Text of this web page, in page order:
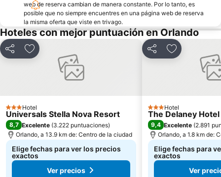
Kia Center
Epcot International Flower & Garden Festival
Lake Como Park
Arnold Palmer Invitational
Magic Outlet Mall
Grand Bohemian
Central Florida Home & Garden Show Orlando
web de reserva cambian de manera constante. Por lo tanto, es
posible que no siempre encuentres en una página web de reserva
la misma oferta que viste en trivago.
Hoteles con mejor puntuación en Orlando
CompartirAgregar a favoritos
3 Estrellas
Hotel
Universals Stella Nova Resort
8,7 Excelente (3.222 puntuaciones)
Orlando, a 13.9 km de: Centro de la ciudad
Elige fechas para ver los precios
exactos
Ver precios
CompartirAgregar a
3 Estrellas
Hotel
The Delaney Hotel
9,4 Excelente (2.891
Orlando, a 1.8 km de:
Elige fechas para
exactos
Ver